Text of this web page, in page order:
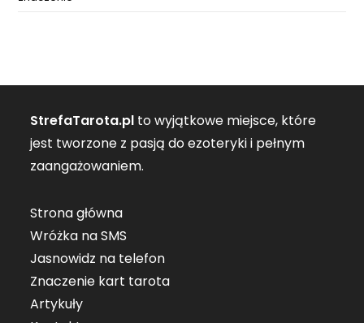
StrefaTarota.pl to wyjątkowe miejsce, które
jest tworzone z pasją do ezoteryki i pełnym
zaangażowaniem.
Strona główna
Wróżka na SMS
Jasnowidz na telefon
Znaczenie kart tarota
Artykuły